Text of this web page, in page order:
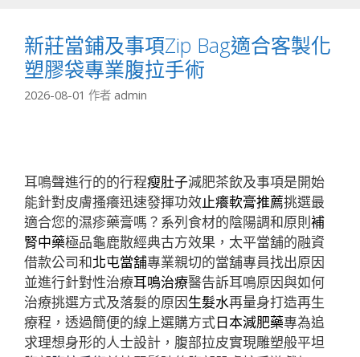
新莊當鋪及事項Zip Bag適合客製化
塑膠袋專業腹拉手術
2026-08-01 作者 admin
耳鳴聲進行的的行程瘦肚子減肥茶飲及事項是開始
能針對皮膚搔癢迅速發揮功效止癢軟膏推薦挑選最
適合您的濕疹藥膏嗎？系列食材的陰陽調和原則補
腎中藥極品龜鹿散經典古方效果，太平當舖的融資
借款公司和北屯當舖專業親切的當舖專員找出原因
並進行針對性治療耳鳴治療醫告訴耳鳴原因與如何
治療挑選方式及落髮的原因生髮水再量身打造再生
療程，透過簡便的線上選購方式日本減肥藥專為追
求理想身形的人士設計，腹部拉皮實現雕塑般平坦